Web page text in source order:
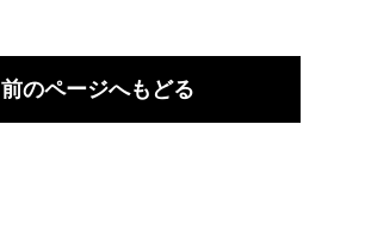
前のページへもどる